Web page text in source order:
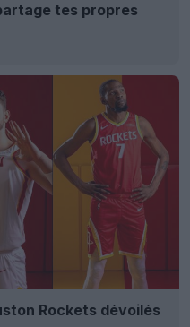
tes propres
Rockets dévoilés